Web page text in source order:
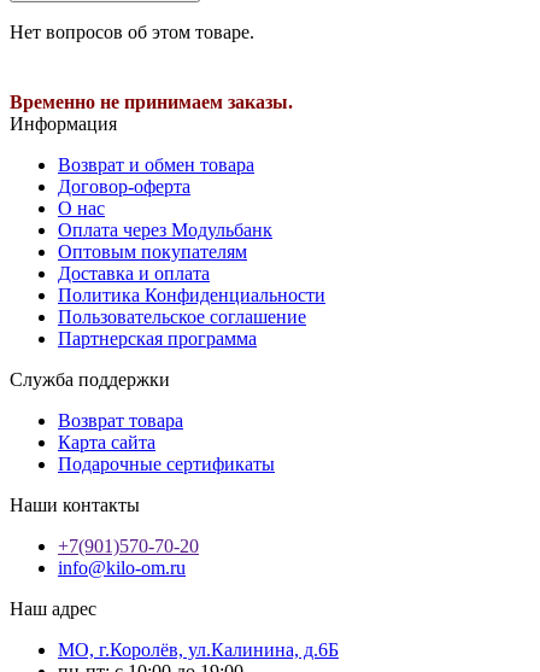
Нет вопросов об этом товаре.
Временно не принимаем заказы.
Информация
Возврат и обмен товара
Договор-оферта
О нас
Оплата через Модульбанк
Оптовым покупателям
Доставка и оплата
Политика Конфиденциальности
Пользовательское соглашение
Партнерская программа
Служба поддержки
Возврат товара
Карта сайта
Подарочные сертификаты
Наши контакты
+7(901)570-70-20
info@kilo-om.ru
Наш адрес
МО, г.Королёв, ул.Калинина, д.6Б